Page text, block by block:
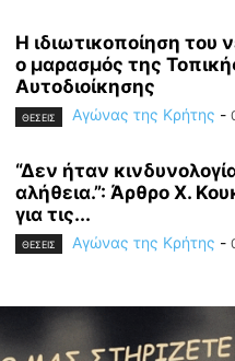
Η ιδιωτικοποίηση του
ο μαρασμός της
Αυτοδιοίκησης
ΘΕΣΕΙΣ Αγώνας της Κρήτης -
“Δεν ήταν
αλήθεια.”: Άρθρο Χ.
για τις...
ΘΕΣΕΙΣ Αγώνας της Κρήτης -